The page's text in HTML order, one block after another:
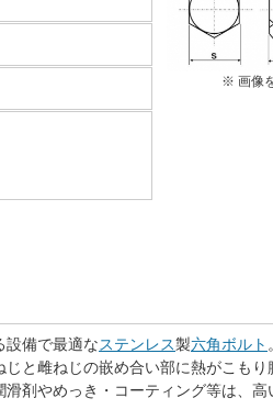
※ 画像
設備で最適なステンレス製六角ボルト 。
と雌ねじの嵌め合い部に熱がこも
剤やめっき・コーティング等は、高